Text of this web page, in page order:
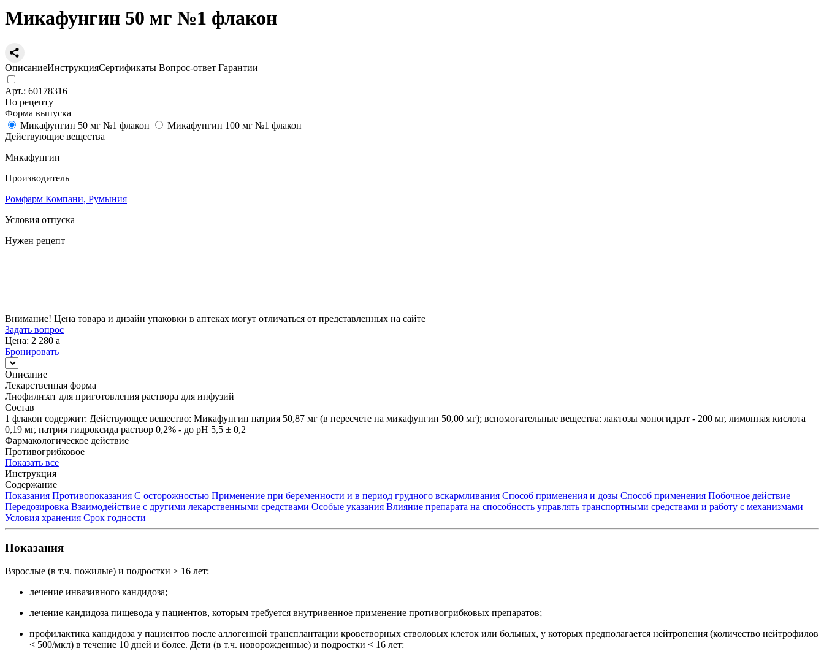
Микафунгин 50 мг №1 флакон
ОписаниеИнструкцияСертификаты Вопрос-ответ Гарантии
Арт.: 60178316
По рецепту
Форма выпуска
Микафунгин 50 мг №1 флакон
Микафунгин 100 мг №1 флакон
Действующие вещества
Микафунгин
Производитель
Ромфарм Компани, Румыния
Условия отпуска
Нужен рецепт
Внимание! Цена товара и дизайн упаковки в аптеках могут отличаться от представленных на сайте
Задать вопрос
Цена: 2 280 a
Бронировать
Описание
Лекарственная форма
Лиофилизат для приготовления раствора для инфузий
Состав
1 флакон содержит: Действующее вещество: Микафунгин натрия 50,87 мг (в пересчете на микафунгин 50,00 мг); вспомогательные вещества: лактозы моногидрат - 200 мг, лимонная кислота
0,19 мг, натрия гидроксида раствор 0,2% - до рН 5,5 ± 0,2
Фармакологическое действие
Противогрибковое
Показать все
Инструкция
Содержание
Показания Противопоказания С осторожностью Применение при беременности и в период грудного вскармливания Способ применения и дозы Способ применения Побочное действие
Передозировка Взаимодействие с другими лекарственными средствами Особые указания Влияние препарата на способность управлять транспортными средствами и работу с механизмами
Условия хранения Срок годности
Показания
Взрослые (в т.ч. пожилые) и подростки ≥ 16 лет:
лечение инвазивного кандидоза;
лечение кандидоза пищевода у пациентов, которым требуется внутривенное применение противогрибковых препаратов;
профилактика кандидоза у пациентов после аллогенной трансплантации кроветворных стволовых клеток или больных, у которых предполагается нейтропения (количество нейтрофилов
< 500/мкл) в течение 10 дней и более. Дети (в т.ч. новорожденные) и подростки < 16 лет: